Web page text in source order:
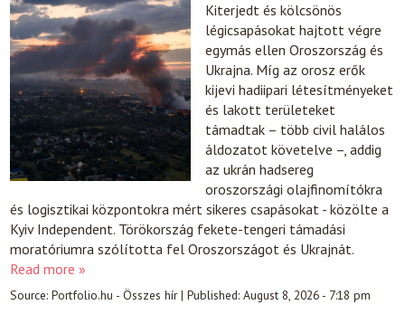
Kiterjedt és kölcsönös
légicsapásokat hajtott végre
egymás ellen Oroszország és
Ukrajna. Míg az orosz erők
kijevi hadiipari létesítményeket
és lakott területeket
támadtak – több civil halálos
áldozatot követelve –, addig
az ukrán hadsereg
oroszországi olajfinomítókra
és logisztikai központokra mért sikeres csapásokat - közölte a
Kyiv Independent. Törökország fekete-tengeri támadási
moratóriumra szólította fel Oroszországot és Ukrajnát.
Read more »
Source:Portfolio.hu - Összes hír|Published:August 8, 2026 - 7:18 pm